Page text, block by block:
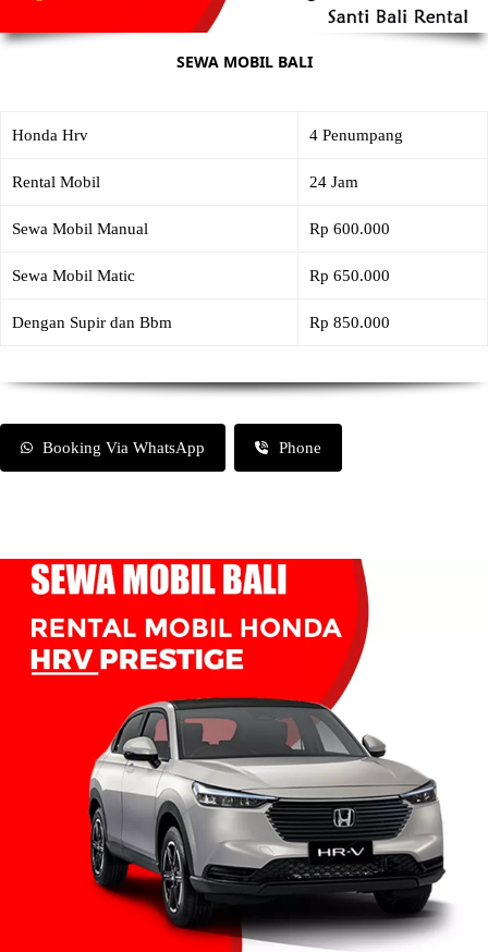
SEWA MOBIL BALI
Honda Hrv 4 Penumpang
Rental Mobil 24 Jam
Sewa Mobil Manual Rp 600.000
Sewa Mobil Matic Rp 650.000
Dengan Supir dan Bbm Rp 850.000
Booking Via WhatsApp Phone